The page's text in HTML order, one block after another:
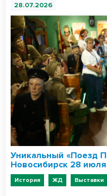
28.07.2026
Уникальный «Поезд
Новосибирск 28
История ЖД Выставки